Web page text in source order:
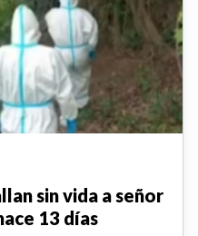
sin vida a señor
13 días